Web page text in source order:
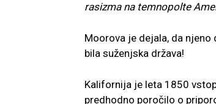
rasizma na temnopolte
Moorova je dejala, da
bila suženjska država!
Kalifornija je leta 1850
predhodno poročilo o